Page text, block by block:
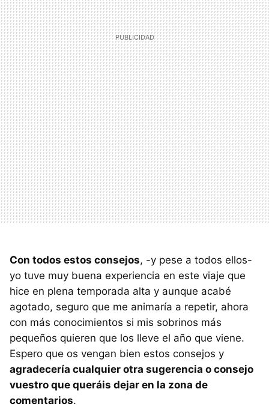
Con todos estos consejos, -y pese a todos ellos-
yo tuve muy buena experiencia en este viaje que
hice en plena temporada alta y aunque acabé
agotado, seguro que me animaría a repetir, ahora
con más conocimientos si mis sobrinos más
pequeños quieren que los lleve el año que viene.
Espero que os vengan bien estos consejos y
agradecería cualquier otra sugerencia o consejo
vuestro que queráis dejar en la zona de
comentarios.